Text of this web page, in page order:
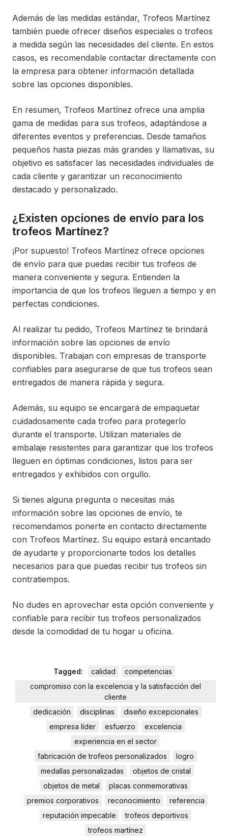
Además de las medidas estándar, Trofeos Martínez
también puede ofrecer diseños especiales o trofeos
a medida según las necesidades del cliente. En estos
casos, es recomendable contactar directamente con
la empresa para obtener información detallada
sobre las opciones disponibles.
En resumen, Trofeos Martínez ofrece una amplia
gama de medidas para sus trofeos, adaptándose a
diferentes eventos y preferencias. Desde tamaños
pequeños hasta piezas más grandes y llamativas, su
objetivo es satisfacer las necesidades individuales de
cada cliente y garantizar un reconocimiento
destacado y personalizado.
¿Existen opciones de envío para los
trofeos Martínez?
¡Por supuesto! Trofeos Martínez ofrece opciones
de envío para que puedas recibir tus trofeos de
manera conveniente y segura. Entienden la
importancia de que los trofeos lleguen a tiempo y en
perfectas condiciones.
Al realizar tu pedido, Trofeos Martínez te brindará
información sobre las opciones de envío
disponibles. Trabajan con empresas de transporte
confiables para asegurarse de que tus trofeos sean
entregados de manera rápida y segura.
Además, su equipo se encargará de empaquetar
cuidadosamente cada trofeo para protegerlo
durante el transporte. Utilizan materiales de
embalaje resistentes para garantizar que los trofeos
lleguen en óptimas condiciones, listos para ser
entregados y exhibidos con orgullo.
Si tienes alguna pregunta o necesitas más
información sobre las opciones de envío, te
recomendamos ponerte en contacto directamente
con Trofeos Martínez. Su equipo estará encantado
de ayudarte y proporcionarte todos los detalles
necesarios para que puedas recibir tus trofeos sin
contratiempos.
No dudes en aprovechar esta opción conveniente y
confiable para recibir tus trofeos personalizados
desde la comodidad de tu hogar u oficina.
Tagged: calidad
competencias
compromiso con la excelencia y la satisfacción del
cliente
dedicación
disciplinas
diseño excepcionales
empresa líder
esfuerzo
excelencia
experiencia en el sector
fabricación de trofeos personalizados
logro
medallas personalizadas
objetos de cristal
objetos de metal
placas conmemorativas
premios corporativos
reconocimiento
referencia
reputación impecable
trofeos deportivos
trofeos martínez